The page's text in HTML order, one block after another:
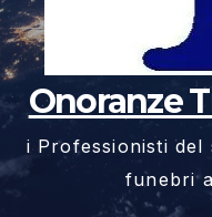
Onoranze
i Professionisti
funebri